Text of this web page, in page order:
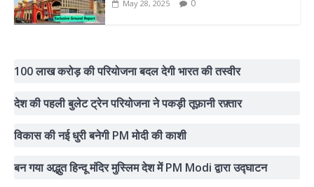
May 28, 2025 0
100 लाख करोड़ की परियोजना बदल देगी भारत की तस्वीर
देश की पहली बुलेट ट्रेन परियोजना ने पकड़ी तूफ़ानी रफ़्तार
विकास की नई धुरी बनेगी PM मोदी की काशी
बन गया अद्भुत हिन्दू मंदिर मुस्लिम देश में PM Modi द्वारा उद्घाटन